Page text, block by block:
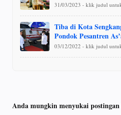
31/03/2023 - klik judul
Tiba di Kota
Pondok Pesantren
03/12/2022 - klik judul
Anda mungkin menyukai